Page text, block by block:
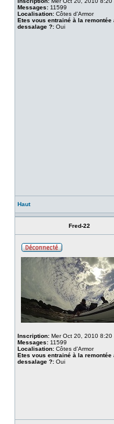
Messages: 11599
Localisation: Côtes d'Armor
Etes vous entrainé à la remontée
dessalage ?: Oui
Haut
Fred-22
Inscription: Mer Oct 20, 2010 8:20
Messages: 11599
Localisation: Côtes d'Armor
Etes vous entrainé à la remontée
dessalage ?: Oui